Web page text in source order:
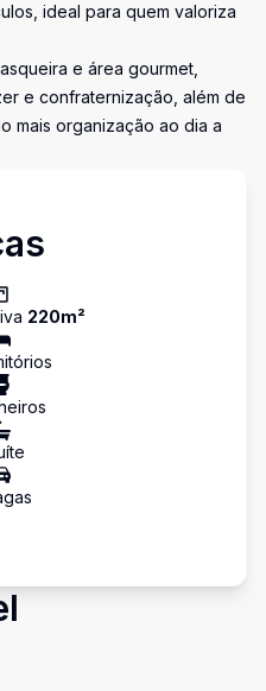
ideal para quem valoriza
e área gourmet,
e confraternização, além de
mais organização ao dia a
220m²
s
s
s